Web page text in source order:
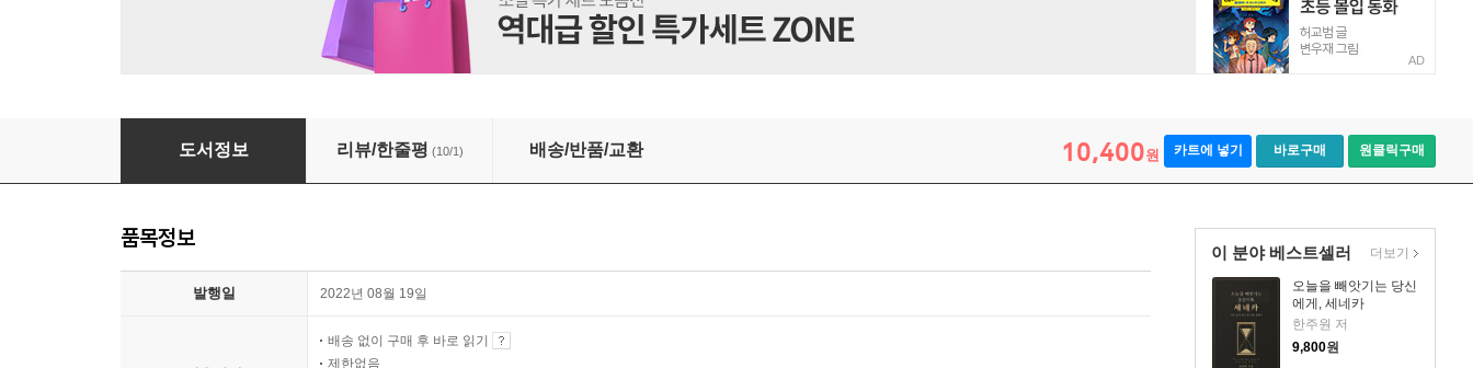
AD
같이의 세계
도서정보 리뷰/한줄평 (10/1) 배송/반품/교환 10,400원 카트에 넣기 바로구매 원클릭구매
이 분야 베스트셀러
오늘을 빼앗기는 당신
에게, 세네카
한주원 저
9,800원
더보기
품목정보
발행일 2022년 08월 19일
배송 없이 구매 후 바로 읽기
제한없음